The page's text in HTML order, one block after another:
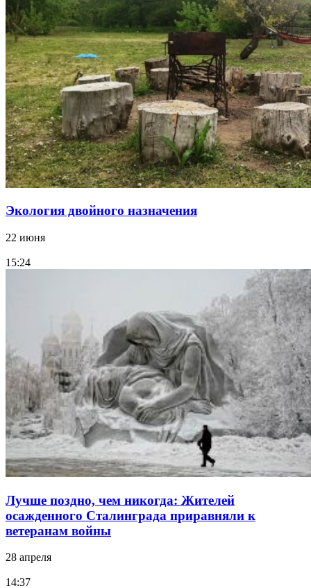
Экология двойного назначения
22 июня
15:24
Лучше поздно, чем никогда: Жителей
осажденного Сталинграда приравняли к
ветеранам войны
28 апреля
14:37